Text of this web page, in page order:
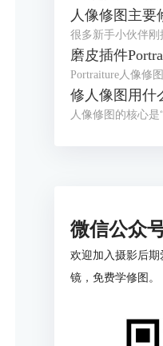
微信公众
欢迎加入摄影后
镜，免费学修图。